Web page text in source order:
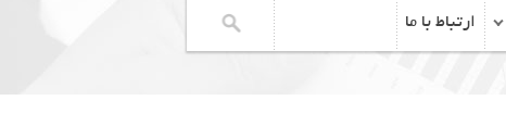
ارتباط با ما